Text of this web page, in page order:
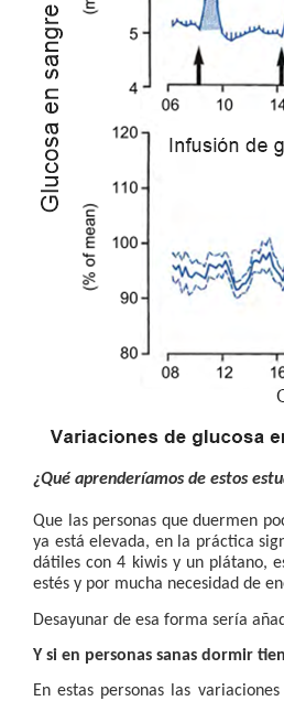
¿Qué aprenderíamos de estos
Que las personas que duermen
ya está elevada, en la práctica
dátiles con 4 kiwis y un plátano,
estés y por mucha necesidad de
Desayunar de esa forma sería
Y si en personas sanas dormir
En estas personas las